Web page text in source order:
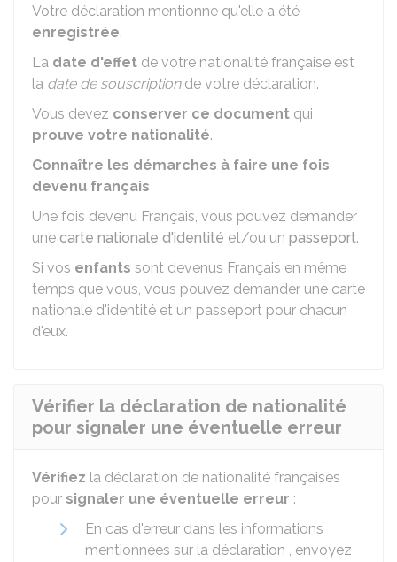
Votre déclaration mentionne qu'elle a été
enregistrée.
La date d'effet de votre nationalité française est
la date de souscriptionde votre déclaration.
Vous devez conserver ce document qui
prouve votre nationalité.
Connaître les démarches à faire une fois
devenu français
Une fois devenu Français, vous pouvez demander
une carte nationale d'identité et/ou un passeport.
Si vos enfants sont devenus Français en même
temps que vous, vous pouvez demander une carte
nationale d'identité et un passeport pour chacun
d'eux.
Vérifier la déclaration de nationalité
pour signaler une éventuelle erreur
Vérifiez la déclaration de nationalité françaises
pour signaler une éventuelle erreur :
En cas d'erreur dans les informations
mentionnées sur la déclaration , envoyez